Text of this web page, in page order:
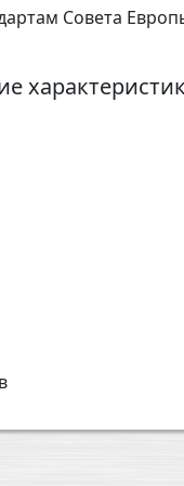
Совета